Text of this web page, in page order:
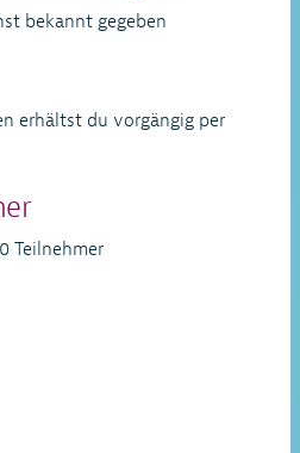
bekannt gegeben
erhältst du vorgängig per
Teilnehmer